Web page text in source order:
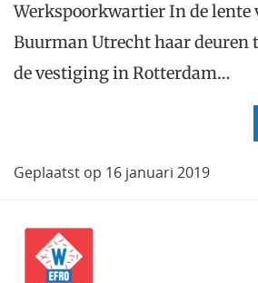
Werkspoorkwartier In de lente
Buurman Utrecht haar deuren
de vestiging in Rotterdam…
Geplaatst op 16 januari 2019